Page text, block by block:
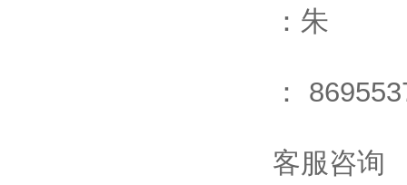
：朱
：
客服咨询